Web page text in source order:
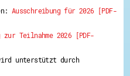
- Digitale Themenabende
Hessen
Ausschreibung für 2026 [PDF-
zur Teilnahme 2026 [PDF-
wird unterstützt durch